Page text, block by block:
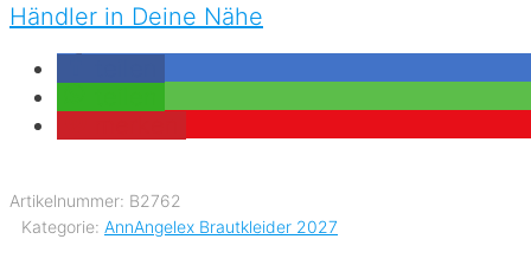
Händler in Deine Nähe
Artikelnummer: B2762
Kategorie: AnnAngelex Brautkleider 2027